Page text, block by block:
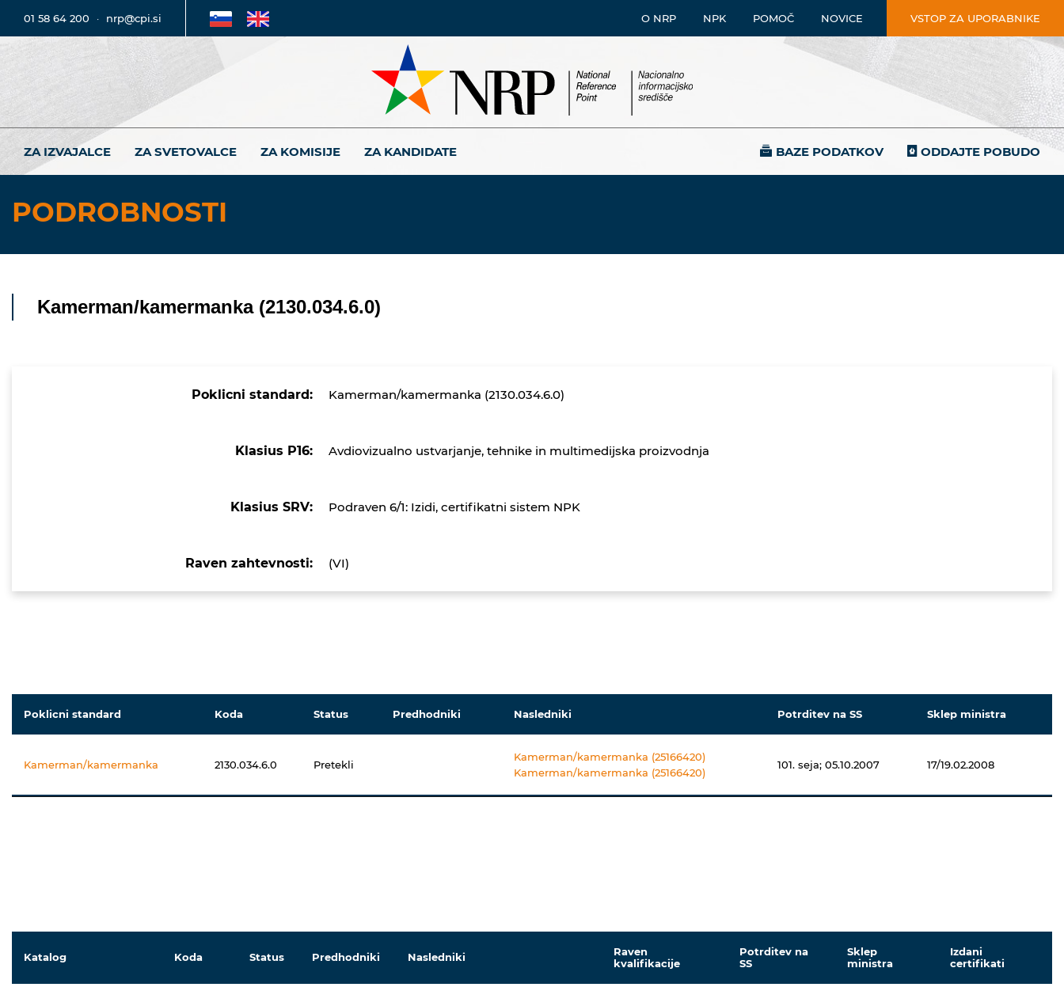
01 58 64 200 · nrp@cpi.si O NRP NPK POMOČ NOVICE VSTOP ZA UPORABNIKE
ZA IZVAJALCE ZA SVETOVALCE ZA KOMISIJE ZA KANDIDATE BAZE PODATKOV ODDAJTE POBUDO
PODROBNOSTI
Kamerman/kamermanka (2130.034.6.0)
Poklicni standard: Kamerman/kamermanka (2130.034.6.0)
Klasius P16: Avdiovizualno ustvarjanje, tehnike in multimedijska proizvodnja
Klasius SRV: Podraven 6/1: Izidi, certifikatni sistem NPK
Raven zahtevnosti: (VI)
Poklicni standard Koda Status Predhodniki Nasledniki Potrditev na SS Sklep ministra
Kamerman/kamermanka 2130.034.6.0 Pretekli
Kamerman/kamermanka (25166420)
Kamerman/kamermanka (25166420)
101. seja; 05.10.2007 17/19.02.2008
Katalog Koda Status Predhodniki Nasledniki
Raven
kvalifikacije
Potrditev na
SS
Sklep
ministra
Izdani
certifikati